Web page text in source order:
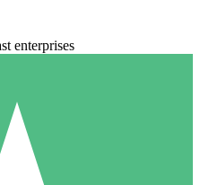
enterprises